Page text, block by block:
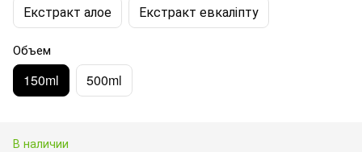
Екстракт алое Екстракт евкаліпту
Объем
150ml 500ml
В наличии